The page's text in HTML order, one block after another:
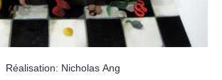
Réalisation: Nicholas Ang